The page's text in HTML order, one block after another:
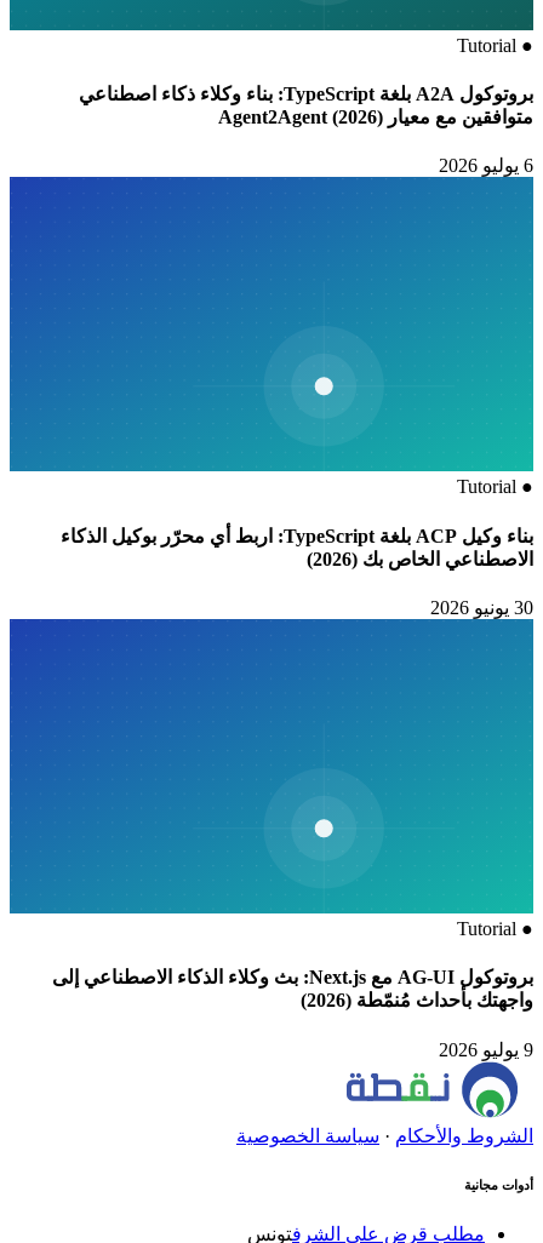
●
Tutorial
بروتوكول A2A بلغة TypeScript: بناء وكلاء ذكاء اصطناعي
متوافقين مع معيار Agent2Agent (2026)
●
Tutorial
بناء وكيل ACP بلغة TypeScript: اربط أي محرّر بوكيل الذكاء
الاصطناعي الخاص بك (2026)
30 يونيو 2026
●
Tutorial
بروتوكول AG-UI مع Next.js: بث وكلاء الذكاء الاصطناعي إلى
واجهتك بأحداث مُنمّطة (2026)
الشروط والأحكام· سياسة الخصوصية
أدوات مجانية
مطلب قرض على الشرف تونس